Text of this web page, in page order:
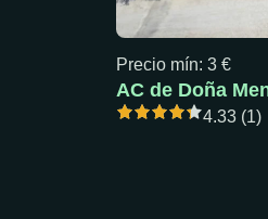
Precio mín: 3 €
AC de Doña
4.33 (1)